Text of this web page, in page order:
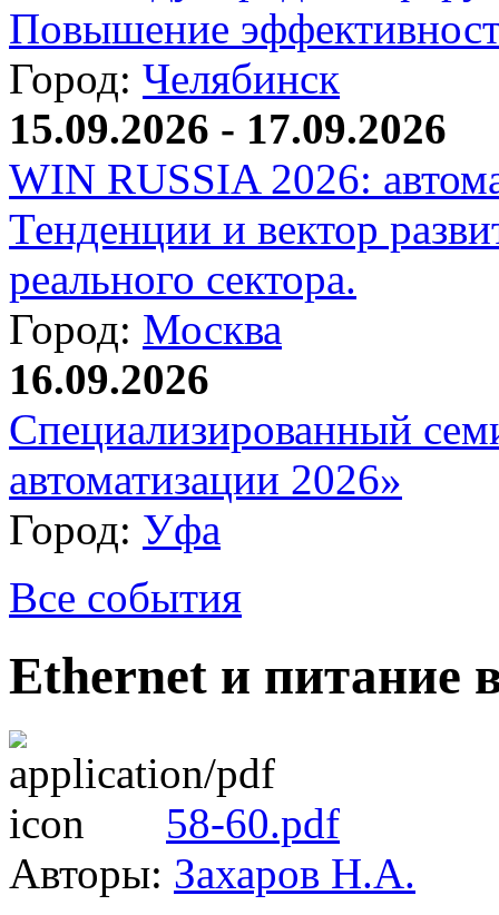
Повышение
Город: Челябинск
15.09.2026 - 17.09.2026
WIN RUSSIA 2026:
Тенденции и вектор
реального сектора.
Город: Москва
16.09.2026
Специализированный
автоматизации 2026»
Город: Уфа
Все события
Ethernet и питание
58-60.pdf
Авторы: Захаров Н.А.